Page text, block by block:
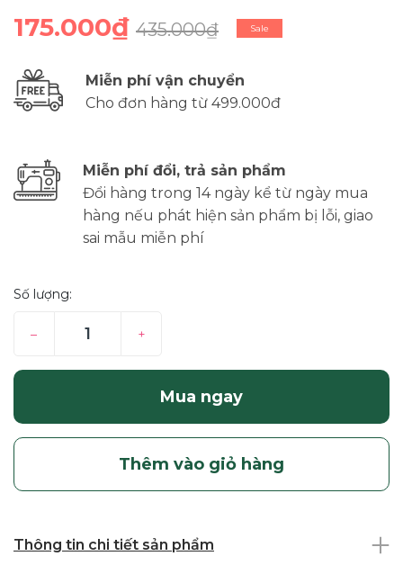
175.000₫ 435.000₫ Sale
Miễn phí vận chuyển
Cho đơn hàng từ 499.000đ
Miễn phí đổi, trả sản phẩm
Đổi hàng trong 14 ngày kể từ ngày mua
hàng nếu phát hiện sản phẩm bị lỗi, giao
sai mẫu miễn phí
Số lượng:
– +
Mua ngay
Thêm vào giỏ hàng
Thông tin chi tiết sản phẩm